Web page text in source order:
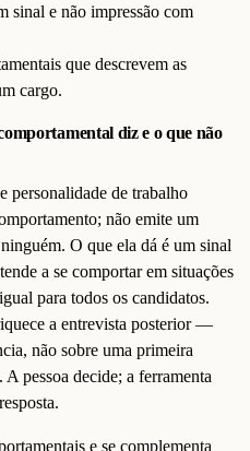
sinal e não impressão com
que descrevem as
cargo.
diz e o que não
personalidade de trabalho
não emite um
O que ela dá é um sinal
a se comportar em situações
para todos os candidatos.
a entrevista posterior —
não sobre uma primeira
pessoa decide; a ferramenta
e se complementa